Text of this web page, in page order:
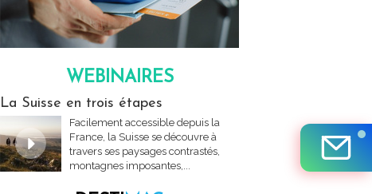
WEBINAIRES
La Suisse en trois étapes
Facilement accessible depuis la
France, la Suisse se découvre à
travers ses paysages contrastés,
montagnes imposantes,...